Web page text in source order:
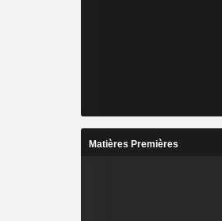
Matières Premières